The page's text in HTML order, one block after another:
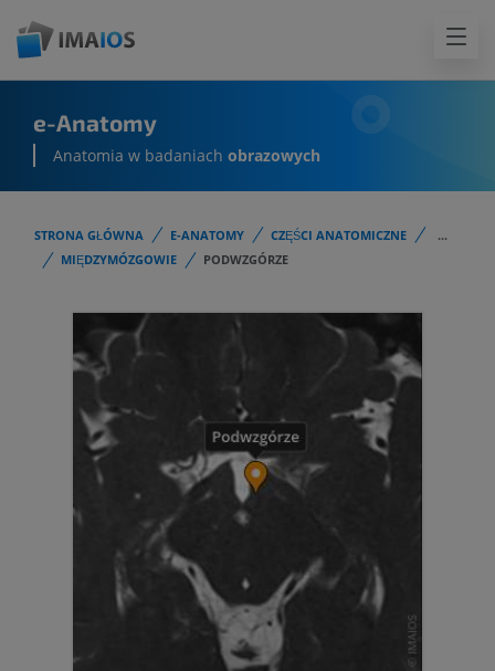
e-Anatomy
Anatomia w badaniach obrazowych
STRONA GŁÓWNA E-ANATOMY CZĘŚCI ANATOMICZNE
...
MIĘDZYMÓZGOWIE
PODWZGÓRZE